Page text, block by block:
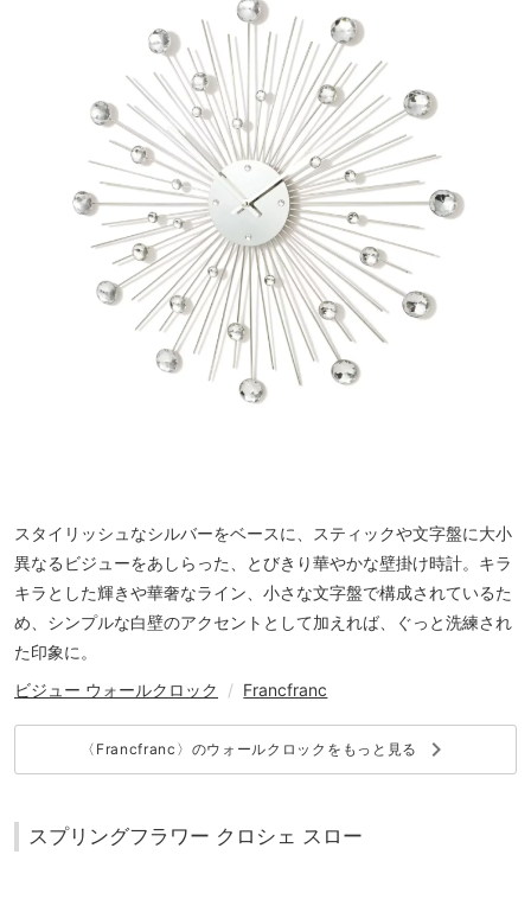
スタイリッシュなシルバーをベースに、スティックや文字盤に大小
異なるビジューをあしらった、とびきり華やかな壁掛け時計。キラ
キラとした輝きや華奢なライン、小さな文字盤で構成されているた
め、シンプルな白壁のアクセントとして加えれば、ぐっと洗練され
た印象に。
ビジュー ウォールクロック
/ Francfranc
〈Francfranc〉のウォールクロックをもっと見る keyboard_arrow_right
スプリングフラワー クロシェ スロー